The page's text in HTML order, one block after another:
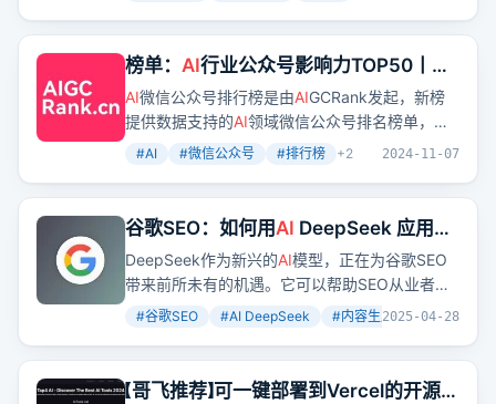
挑细选出9款最适合做独立站和跨境电商的定制
GPT工具，覆盖从选品、命名、定价到营销的各
个环节，真正帮助你省时间、提转化、卖得更
好。
榜单： AI行业公众号影响力TOP50丨
2024年10月
AI微信公众号排行榜是由AIGCRank发起，新榜
提供数据支持的AI领域微信公众号排名榜单，旨
在推选出50个优质
公众号。
#AI #微信公众号 #排行榜 +2 2024-11-07
谷歌SEO：如何用AI DeepSeek 应用到
Google SEO优化当中去
DeepSeek作为新兴的AI模型，正在为谷歌SEO
带来前所未有的机遇。它可以帮助SEO从业者提
高效率、优化策略、降低成本，还能帮助他们更
#谷歌SEO #AI DeepSeek #内容生成 + 2
2025-04-28
【哥飞推荐】可一键部署到Vercel的开源AI